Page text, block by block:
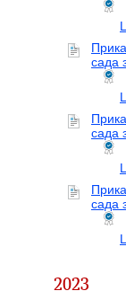
сада
сада
сада
2023